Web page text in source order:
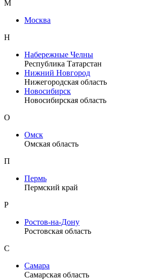
М
Москва
Н
Набережные Челны
Республика Татарстан
Нижний Новгород
Нижегородская область
Новосибирск
Новосибирская область
О
Омск
Омская область
П
Пермь
Пермский край
Р
Ростов-на-Дону
Ростовская область
С
Самара
Самарская область